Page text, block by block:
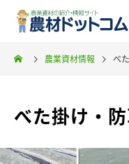
農業資材情報 べ
べた掛け・